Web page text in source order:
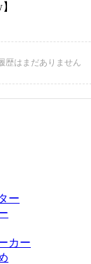
ー
カー